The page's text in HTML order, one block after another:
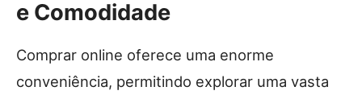
e Comodidade
Comprar online oferece uma enorme
conveniência, permitindo explorar uma vasta